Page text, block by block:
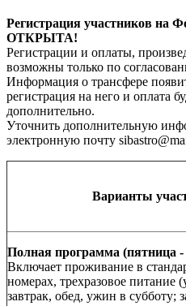
Регистрация участников на
ОТКРЫТА!
Регистрации и оплаты,
возможны только по
Информация о трансфере
регистрация на него и оплата
дополнительно.
Уточнить дополнительную
электронную почту
Варианты
Полная программа (пятница -
Включает проживание в
номерах, трехразовое питание
завтрак, обед, ужин в субботу;